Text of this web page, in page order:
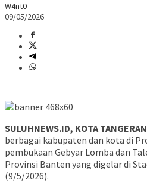
W4nt0
09/05/2026
SULUHNEWS.ID, KOTA
berbagai kabupaten dan kota di
pembukaan Gebyar Lomba dan
Provinsi Banten yang digelar di
(9/5/2026).